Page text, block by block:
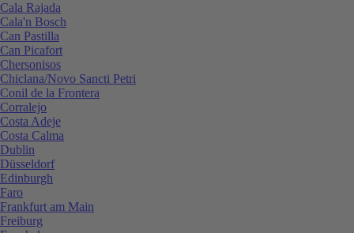
Cala Rajada
Cala'n Bosch
Can Pastilla
Can Picafort
Chersonisos
Chiclana/Novo Sancti Petri
Conil de la Frontera
Corralejo
Costa Adeje
Costa Calma
Dublin
Düsseldorf
Edinburgh
Faro
Frankfurt am Main
Freiburg